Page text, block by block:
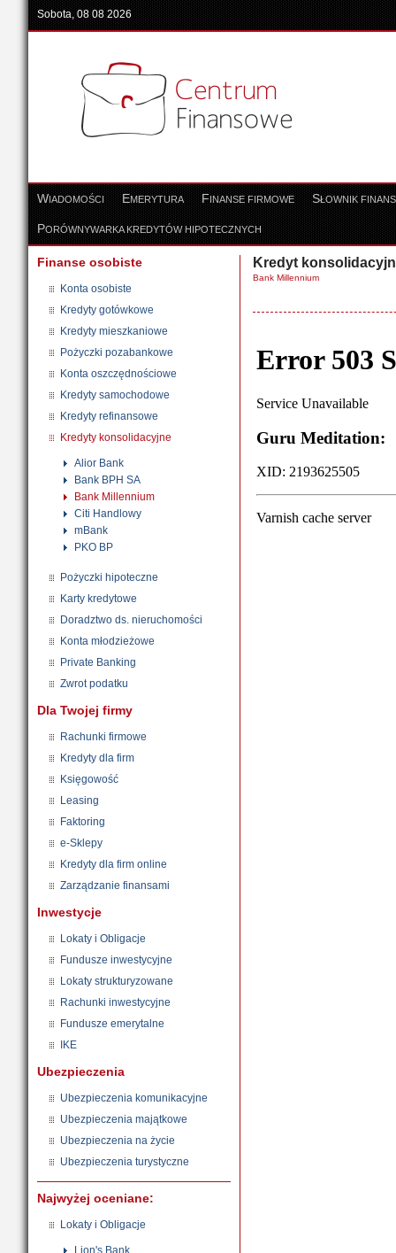
Sobota, 08 08 2026
WIADOMOŚCI EMERYTURA FINANSE FIRMOWE SŁOWNIK
PORÓWNYWARKA KREDYTÓW HIPOTECZNYCH
Finanse osobiste
Konta osobiste
Kredyty gotówkowe
Kredyty mieszkaniowe
Pożyczki pozabankowe
Konta oszczędnościowe
Kredyty samochodowe
Kredyty refinansowe
Kredyty konsolidacyjne
Alior Bank
Bank BPH SA
Bank Millennium
Citi Handlowy
mBank
PKO BP
Pożyczki hipoteczne
Karty kredytowe
Doradztwo ds. nieruchomości
Konta młodzieżowe
Private Banking
Zwrot podatku
Dla Twojej firmy
Rachunki firmowe
Kredyty dla firm
Księgowość
Leasing
Faktoring
e-Sklepy
Kredyty dla firm online
Zarządzanie finansami
Inwestycje
Lokaty i Obligacje
Fundusze inwestycyjne
Lokaty strukturyzowane
Rachunki inwestycyjne
Fundusze emerytalne
IKE
Ubezpieczenia
Ubezpieczenia komunikacyjne
Ubezpieczenia majątkowe
Ubezpieczenia na życie
Ubezpieczenia turystyczne
Najwyżej oceniane:
Lokaty i Obligacje
Lion's Bank
Kredyt
Bank Millennium